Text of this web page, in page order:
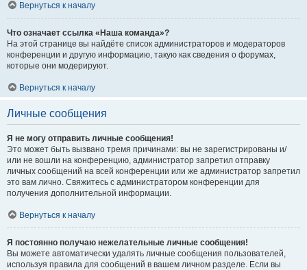
Вернуться к началу
Что означает ссылка «Наша команда»?
На этой странице вы найдёте список администраторов и модераторов
конференции и другую информацию, такую как сведения о форумах,
которые они модерируют.
Вернуться к началу
Личные сообщения
Я не могу отправить личные сообщения!
Это может быть вызвано тремя причинами: вы не зарегистрированы и/
или не вошли на конференцию, администратор запретил отправку
личных сообщений на всей конференции или же администратор запретил
это вам лично. Свяжитесь с администратором конференции для
получения дополнительной информации.
Вернуться к началу
Я постоянно получаю нежелательные личные сообщения!
Вы можете автоматически удалять личные сообщения пользователей,
используя правила для сообщений в вашем личном разделе. Если вы